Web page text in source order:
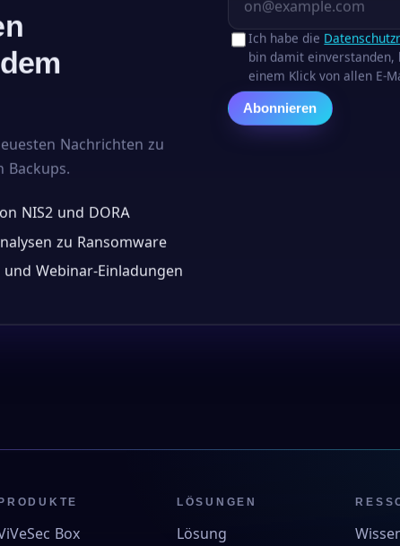
Nachrichten zu
Backups.
NIS2 und DORA
zu Ransomware
Webinar-Einladungen
Ich habe die
bin damit einverstanden,
einem Klick von allen E-
Abonnieren
Box
LÖSUNGEN
Lösung